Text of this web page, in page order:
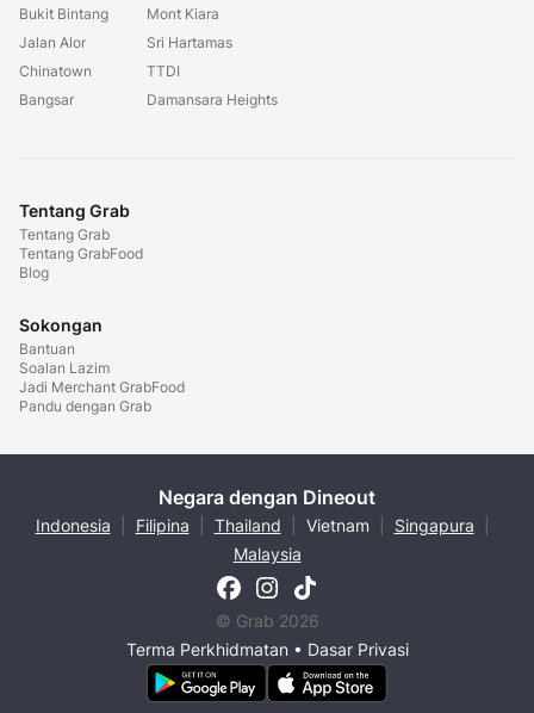
Bukit Bintang
Jalan Alor
Chinatown
Bangsar
Mont Kiara
Sri Hartamas
TTDI
Damansara Heights
Tentang Grab
Tentang Grab
Tentang GrabFood
Blog
Sokongan
Bantuan
Soalan Lazim
Jadi Merchant GrabFood
Pandu dengan Grab
Negara dengan Dineout
Indonesia Filipina Thailand Vietnam Singapura
Malaysia
© Grab 2026
Terma Perkhidmatan• Dasar Privasi